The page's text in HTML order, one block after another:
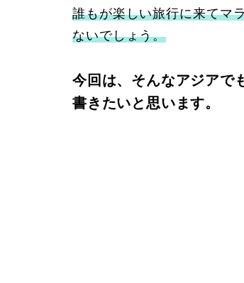
誰もが楽しい旅行に来てマ
ないでしょう。
今回は、そんなアジアで
書きたいと思います。